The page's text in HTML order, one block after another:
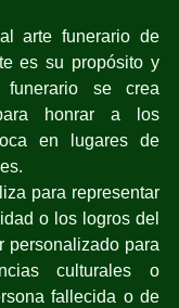
arte funerario de
es su propósito y
se crea
honrar a los
en lugares de
para representar
o los logros del
personalizado para
culturales o
fallecida o de